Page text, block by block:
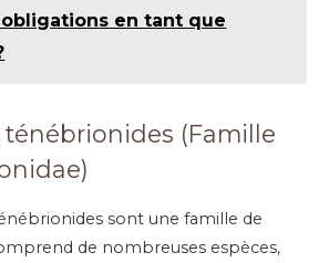
en tant que
ténébrionides (Famille
sont une famille de
de nombreuses espèces,